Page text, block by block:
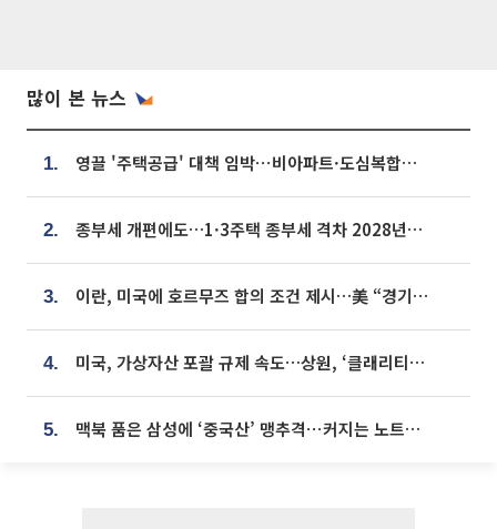
많이 본 뉴스
1. 영끌 '주택공급' 대책 임박⋯비아파트·도심복합까지 총동원
2. 종부세 개편에도…1·3주택 종부세 격차 2028년부터 확대
3. 이란, 미국에 호르무즈 합의 조건 제시…美 “경기 아직 안 끝나” [종합]
4. 미국, 가상자산 포괄 규제 속도…상원, ‘클래리티법’ 9월 절차투표 추진
5. 맥북 품은 삼성에 ‘중국산’ 맹추격⋯커지는 노트북 OLED 시장